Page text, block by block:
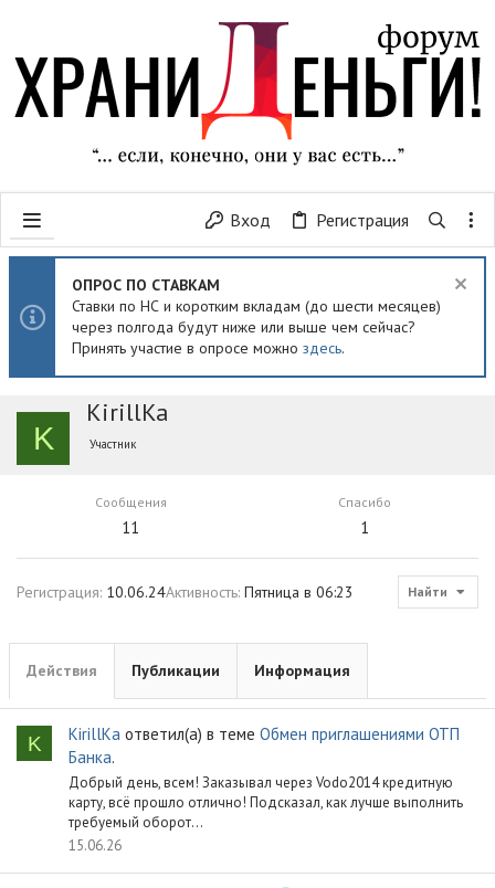
Вход Регистрация
ОПРОС ПО СТАВКАМ
Ставки по НС и коротким вкладам (до шести месяцев)
через полгода будут ниже или выше чем сейчас?
Принять участие в опросе можно здесь.
K
KirillKa
Участник
Сообщения
11
Спасибо
1
Регистрация 10.06.24Активность Пятница в 06:23 Найти
Действия Публикации Информация
K KirillKa ответил(а) в теме Обмен приглашениями ОТП
Банка.
Добрый день, всем! Заказывал через Vodo2014 кредитную
карту, всё прошло отлично! Подсказал, как лучше выполнить
требуемый оборот...
15.06.26